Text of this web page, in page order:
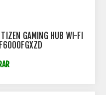
GAMING HUB WI-FI